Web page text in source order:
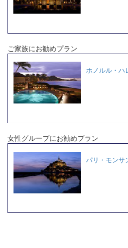
ご家族にお勧めプラン
ホノルル・ハ
女性グループにお勧めプラン
パリ・モンサ